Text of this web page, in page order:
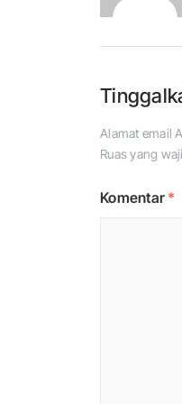
Alamat email
Ruas yang
Komentar *